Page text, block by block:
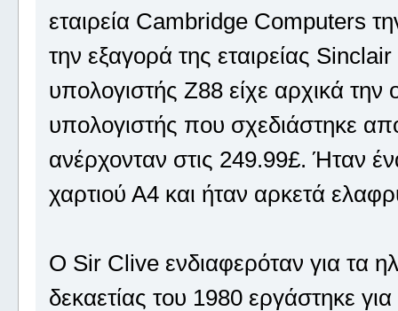
εταιρεία Cambridge Computers
την εξαγορά της εταιρείας
υπολογιστής Z88 είχε αρχικά
υπολογιστής που σχεδιάστηκε
ανέρχονταν στις 249.99£. Ήταν
χαρτιού Α4 και ήταν αρκετά
Ο Sir Clive ενδιαφερόταν για τα
δεκαετίας του 1980 εργάστηκε